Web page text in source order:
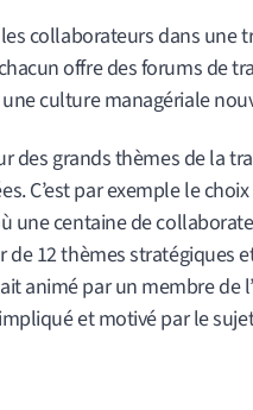
collaborateurs dans une
offre des forums de
culture managériale
des grands thèmes de la
C’est par exemple le
une centaine de
de 12 thèmes stratégiques
animé par un membre de
et motivé par le